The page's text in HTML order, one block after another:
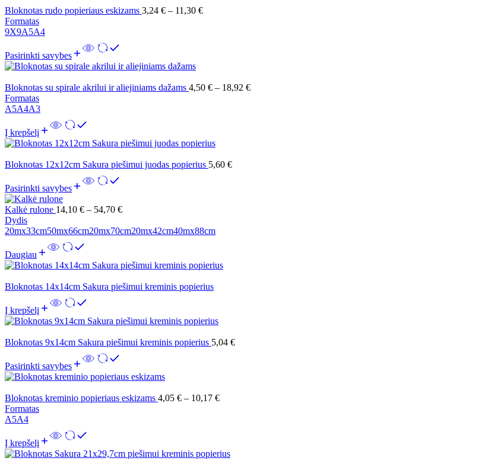
Bloknotas rudo popieriaus eskizams 3,24 € – 11,30 €
Formatas
9X9A5A4
Pasirinkti savybes
Bloknotas su spirale akrilui ir aliejiniams dažams 4,50 € – 18,92 €
Formatas
A5A4A3
Į krepšelį
Bloknotas 12x12cm Sakura piešimui juodas popierius 5,60 €
Pasirinkti savybes
Kalkė rulone 14,10 € – 54,70 €
Dydis
20mx33cm50mx66cm20mx70cm20mx42cm40mx88cm
Daugiau
Bloknotas 14x14cm Sakura piešimui kreminis popierius
Į krepšelį
Bloknotas 9x14cm Sakura piešimui kreminis popierius 5,04 €
Pasirinkti savybes
Bloknotas kreminio popieriaus eskizams 4,05 € – 10,17 €
Formatas
A5A4
Į krepšelį